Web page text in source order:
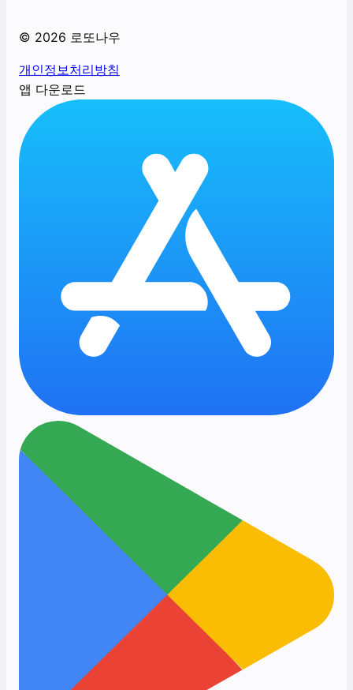
© 2026 로또나우
개인정보처리방침
앱 다운로드